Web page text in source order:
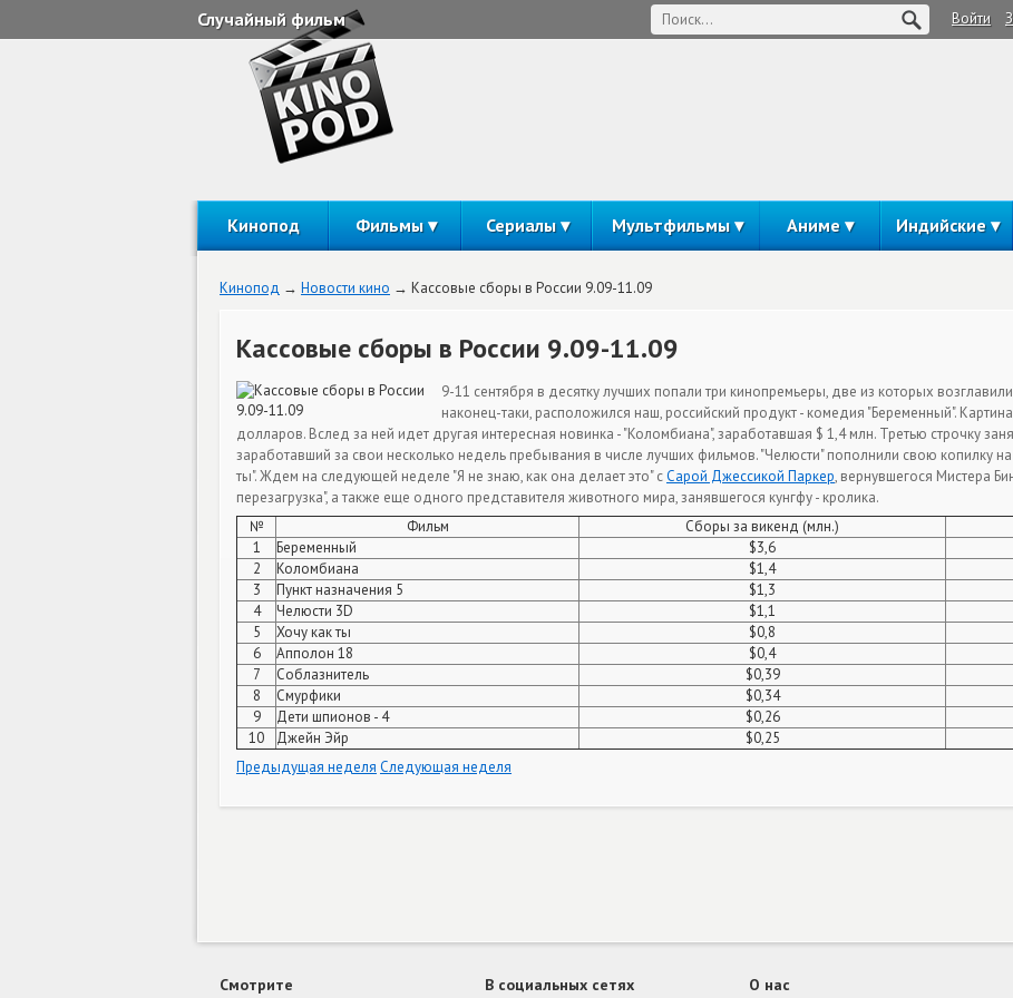
Случайный фильм Войти
Кинопод Фильмы Сериалы Мультфильмы Аниме Индийские
Кинопод Новости кино Кассовые сборы в России 9.09-11.09
Кассовые сборы в России 9.09-11.09
9-11 сентября в десятку лучших попали три кинопремьеры, две из которых
наконец-таки, расположился наш, российский продукт - комедия "Беременный".
долларов. Вслед за ней идет другая интересная новинка - "Коломбиана", заработавшая $ 1,4 млн. Третью строчку
заработавший за свои несколько недель пребывания в числе лучших фильмов. "Челюсти" пополнили свою копилку на
ты". Ждем на следующей неделе "Я не знаю, как она делает это" сСарой Джессикой Паркер, вернувшегося Мистера
перезагрузка", а также еще одного представителя животного мира, занявшегося кунгфу - кролика.
№
Фильм Сборы за викенд (млн.)
1
Беременный $3,6
2
Коломбиана $1,4
3
Пункт назначения 5 $1,3
4
Челюсти 3D $1,1
5
Хочу как ты $0,8
6
Апполон 18 $0,4
7
Соблазнитель $0,39
8
Смурфики $0,34
9
Дети шпионов - 4 $0,26
10
Джейн Эйр $0,25
Предыдущая неделя Следующая неделя
Смотрите В социальных сетях О нас